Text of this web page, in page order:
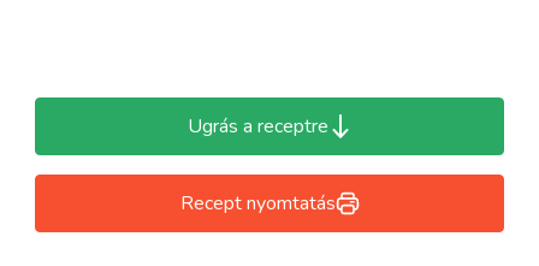
Ugrás a receptre
Recept nyomtatás